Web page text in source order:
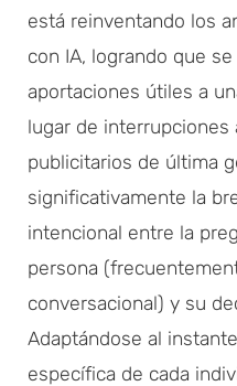
está reinventando los
con IA, logrando que
aportaciones útiles a
lugar de interrupciones
publicitarios de última
significativamente la
intencional entre la
persona
conversacional) y su
Adaptándose al
específica de cada